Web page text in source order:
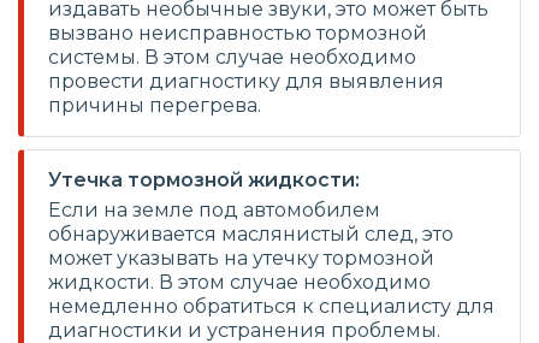
издавать необычные звуки, это может быть
вызвано неисправностью тормозной
системы. В этом случае необходимо
провести диагностику для выявления
причины перегрева.
Утечка тормозной жидкости:
Если на земле под автомобилем
обнаруживается маслянистый след, это
может указывать на утечку тормозной
жидкости. В этом случае необходимо
немедленно обратиться к специалисту для
диагностики и устранения проблемы.